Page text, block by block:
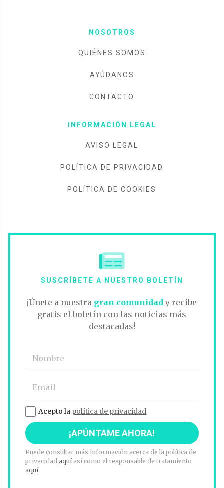
NOSOTROS
QUIÉNES SOMOS
AYÚDANOS
CONTACTO
INFORMACIÓN LEGAL
AVISO LEGAL
POLÍTICA DE PRIVACIDAD
POLÍTICA DE COOKIES
SUSCRÍBETE A NUESTRO BOLETÍN
¡Únete a nuestra gran comunidad y recibe
gratis el boletín con las noticias más
destacadas!
Acepto la política de privacidad
Puede consultar más información acerca de la política de
privacidad aquíasí como el responsable de tratamiento
aquí.